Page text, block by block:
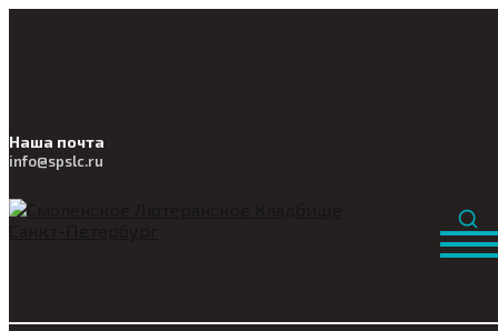
Наша почта
info@spslc.ru